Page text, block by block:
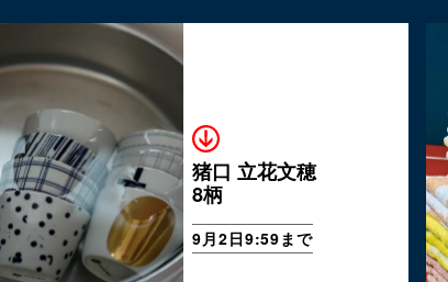
猪口 立花文穂
8柄
9月2日9:59まで